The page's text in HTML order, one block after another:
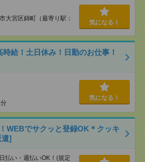
大宮区錦町（最寄り駅：
気になる！
給！土日休み！日勤のお仕事！
気になる！
WEBでサクッと登録OK＊クッキ
]
い・週払いOK！(規定